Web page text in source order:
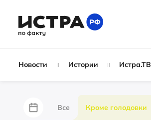
Новости Истории Истра.ТВ
Все Кроме голодовки